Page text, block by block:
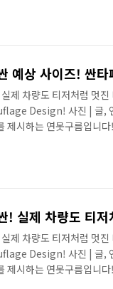
다. 주말이 끝나가기 때문
번 영상에서는 4세대 신
실제 차량도 티저처럼 멋
Design! 사진 | 글,
제시하는 연못구름입니
다. 최근까지 22부의 영상
!(하단 클릭) 현대차에
실제 차량도 티저처럼 멋
Design! 사진 | 글,
제시하는 연못구름입니